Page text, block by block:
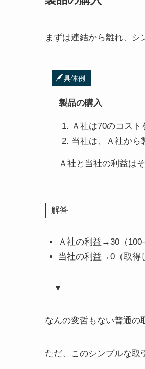
まずは連結から離れ、シ
具体例
製品の購入
Ａ社は70のコス
当社は、Ａ社から
Ａ社と当社の利益は
解答
Ａ社の利益→30（
当社の利益→0（取得
▼
なんの変哲もない普通の
ただ、このシンプルな取